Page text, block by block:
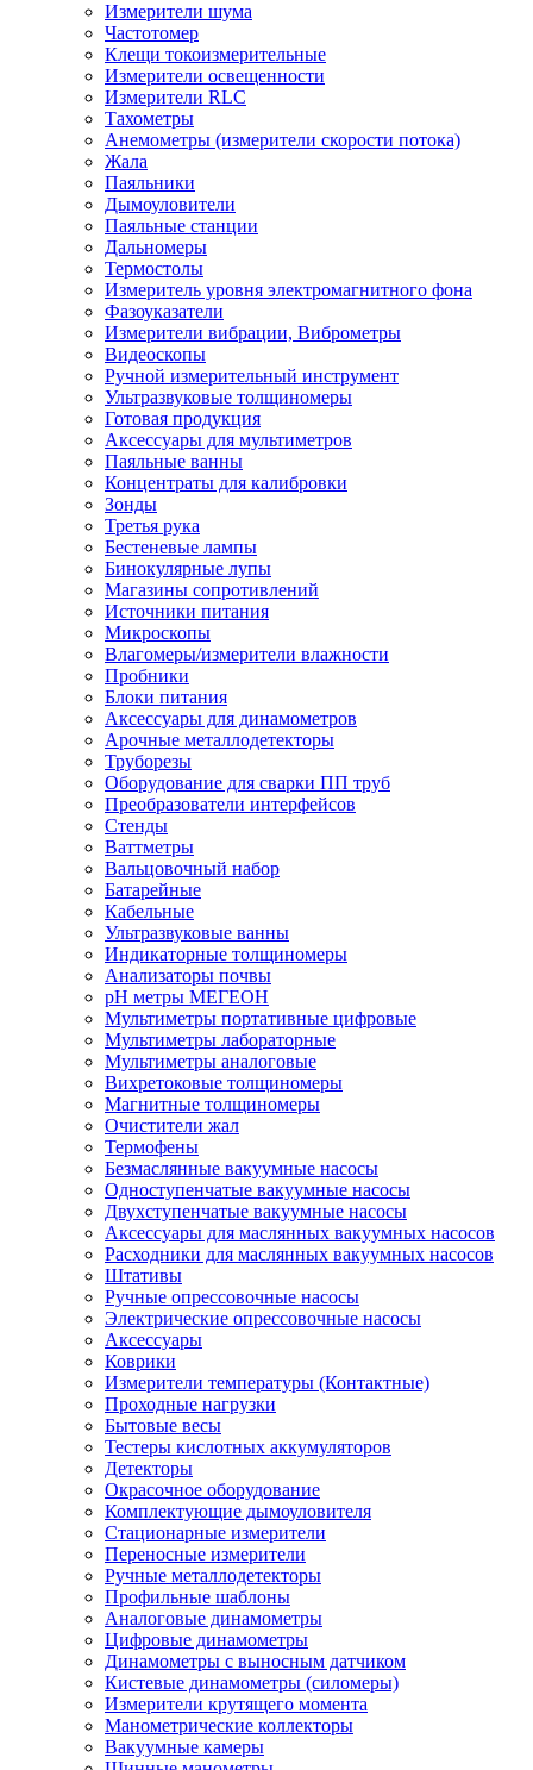
Измерители шума
Частотомер
Клещи токоизмерительные
Измерители освещенности
Измерители RLC
Тахометры
Анемометры (измерители скорости потока)
Жала
Паяльники
Дымоуловители
Паяльные станции
Дальномеры
Термостолы
Измеритель уровня электромагнитного фона
Фазоуказатели
Измерители вибрации, Виброметры
Видеоскопы
Ручной измерительный инструмент
Ультразвуковые толщиномеры
Готовая продукция
Аксессуары для мультиметров
Паяльные ванны
Концентраты для калибровки
Зонды
Третья рука
Бестеневые лампы
Бинокулярные лупы
Магазины сопротивлений
Источники питания
Микроскопы
Влагомеры/измерители влажности
Пробники
Блоки питания
Аксессуары для динамометров
Арочные металлодетекторы
Труборезы
Оборудование для сварки ПП труб
Преобразователи интерфейсов
Стенды
Ваттметры
Вальцовочный набор
Батарейные
Кабельные
Ультразвуковые ванны
Индикаторные толщиномеры
Анализаторы почвы
рН метры МЕГЕОН
Мультиметры портативные цифровые
Мультиметры лабораторные
Мультиметры аналоговые
Вихретоковые толщиномеры
Магнитные толщиномеры
Очистители жал
Термофены
Безмаслянные вакуумные насосы
Одноступенчатые вакуумные насосы
Двухступенчатые вакуумные насосы
Аксессуары для маслянных вакуумных насосов
Расходники для маслянных вакуумных насосов
Штативы
Ручные опрессовочные насосы
Электрические опрессовочные насосы
Аксессуары
Коврики
Измерители температуры (Контактные)
Проходные нагрузки
Бытовые весы
Тестеры кислотных аккумуляторов
Детекторы
Окрасочное оборудование
Комплектующие дымоуловителя
Стационарные измерители
Переносные измерители
Ручные металлодетекторы
Профильные шаблоны
Аналоговые динамометры
Цифровые динамометры
Динамометры с выносным датчиком
Кистевые динамометры (силомеры)
Измерители крутящего момента
Манометрические коллекторы
Вакуумные камеры